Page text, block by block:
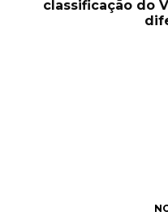
classificação do